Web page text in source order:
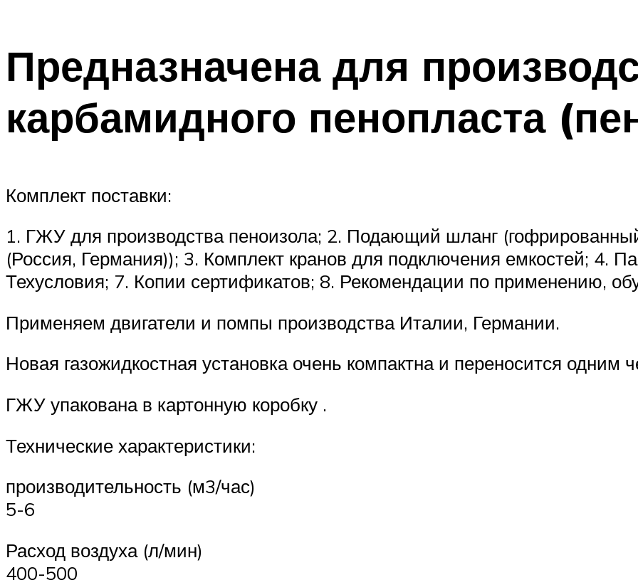
Предназначена для
карбамидного пенопласта
Комплект поставки:
1. ГЖУ для производства пеноизола; 2. Подающий шланг
(Россия, Германия)); 3. Комплект кранов для подключения емкостей; 4.
Техусловия; 7. Копии сертификатов; 8. Рекомендации по применению,
Применяем двигатели и помпы производства Италии, Германии.
Новая газожидкостная установка очень компактна и переносится одним
ГЖУ упакована в картонную коробку .
Технические характеристики:
производительность (м3/час)
5-6
Расход воздуха (л/мин)
400-500